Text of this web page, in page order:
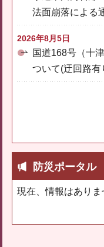
法面崩落による
2026年8月5日
国道168号（十
ついて(迂回路有
防災ポータル
現在、情報はありま